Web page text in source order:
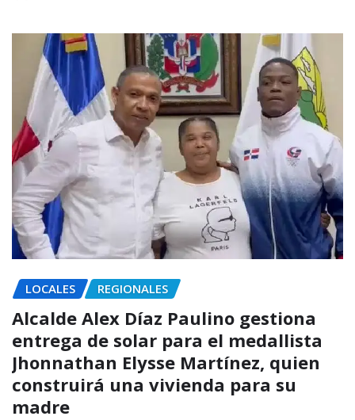
LOCALES REGIONALES
Alcalde Alex Díaz Paulino gestiona
entrega de solar para el medallista
Jhonnathan Elysse Martínez, quien
construirá una vivienda para su
madre